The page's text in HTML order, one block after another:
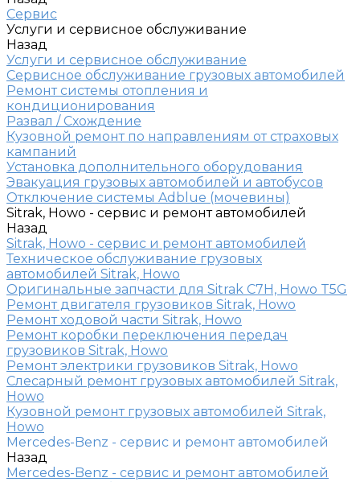
Сервис
Услуги и сервисное обслуживание
Назад
Услуги и сервисное обслуживание
Сервисное обслуживание грузовых автомобилей
Ремонт системы отопления и
кондиционирования
Развал / Схождение
Кузовной ремонт по направлениям от страховых
кампаний
Установка дополнительного оборудования
Эвакуация грузовых автомобилей и автобусов
Отключение системы Adblue (мочевины)
Sitrak, Howo - сервис и ремонт автомобилей
Назад
Sitrak, Howo - сервис и ремонт автомобилей
Техническое обслуживание грузовых
автомобилей Sitrak, Howo
Оригинальные запчасти для Sitrak C7H, Howo T5G
Ремонт двигателя грузовиков Sitrak, Howo
Ремонт ходовой части Sitrak, Howo
Ремонт коробки переключения передач
грузовиков Sitrak, Howo
Ремонт электрики грузовиков Sitrak, Howo
Слесарный ремонт грузовых автомобилей Sitrak,
Howo
Кузовной ремонт грузовых автомобилей Sitrak,
Howo
Mercedes-Benz - сервис и ремонт автомобилей
Назад
Mercedes-Benz - сервис и ремонт автомобилей